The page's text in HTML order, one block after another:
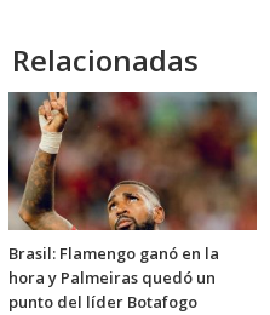
Relacionadas
Brasil: Flamengo ganó en la
hora y Palmeiras quedó un
punto del líder Botafogo